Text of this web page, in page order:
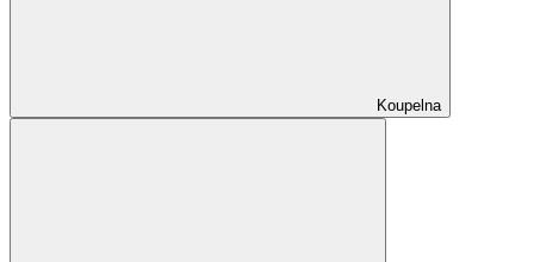
Koupelna